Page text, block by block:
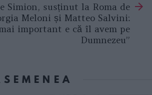
Simion, susținut la Roma de
Meloni și Matteo Salvini:
important e că îl avem pe
Dumnezeu”